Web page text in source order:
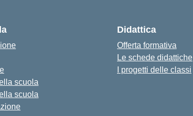
scuola
scuola
Didattica
Offerta formativa
Le schede didattiche
I progetti delle classi